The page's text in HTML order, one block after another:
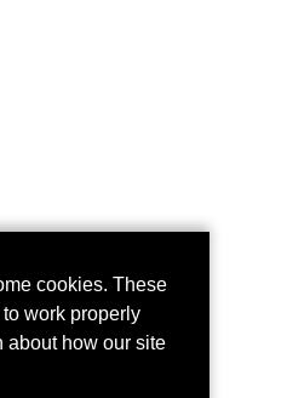
cookies. These
work properly
about how our site